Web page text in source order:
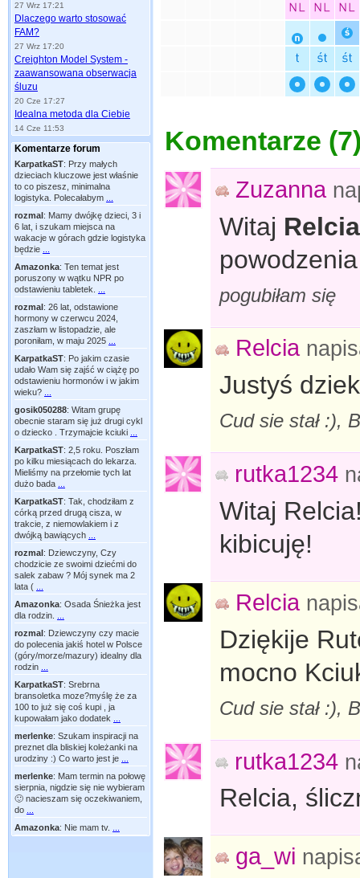
27 Wrz 17:21
Dlaczego warto stosować
FAM?
27 Wrz 17:20
Creighton Model System -
zaawansowana obserwacja
śluzu
20 Cze 17:27
Idealna metoda dla Ciebie
14 Cze 11:53
Komentarze forum
KarpatkaST: Przy małych
dzieciach kluczowe jest właśnie
to co piszesz, minimalna
logistyka. Polecałabym
rozmal: Mamy dwójkę dzieci, 3 i
6 lat, i szukam miejsca na
wakacje w górach gdzie logistyka
będzie
Amazonka: Ten temat jest
poruszony w wątku NPR po
odstawieniu tabletek.
rozmal: 26 lat, odstawione
hormony w czerwcu 2024,
zaszłam w listopadzie, ale
poroniłam, w maju 2025
KarpatkaST: Po jakim czasie
udało Wam się zajść w ciążę po
odstawieniu hormonów i w jakim
wieku?
gosik050288: Witam grupę
obecnie staram się już drugi cykl
o dziecko . Trzymajcie kciuki
KarpatkaST: 2,5 roku. Poszłam
po kilku miesiącach do lekarza.
Mieliśmy na przełomie tych lat
dużo bada
KarpatkaST: Tak, chodziłam z
córką przed drugą cisza, w
trakcie, z niemowlakiem i z
dwójką bawiących
rozmal: Dziewczyny, Czy
chodzicie ze swoimi dziećmi do
salek zabaw ? Mój synek ma 2
lata (
Amazonka: Osada Śnieżka jest
dla rodzin.
rozmal: Dziewczyny czy macie
do polecenia jakiś hotel w Polsce
(góry/morze/mazury) idealny dla
rodzin
KarpatkaST: Srebrna
bransoletka moze?myślę że za
100 to już się coś kupi , ja
kupowałam jako dodatek
merlenke: Szukam inspiracji na
preznet dla bliskiej koleżanki na
urodziny :) Co warto jest je
merlenke: Mam termin na połowę
sierpnia, nigdzie się nie wybieram
🙂 nacieszam się oczekiwaniem,
do
Amazonka: Nie mam tv.
Komentarze (7
Zuzanna
Witaj Relcia
pogubiłam się
Relcia
Justyś
Cud sie stał :),
rutka1234
Witaj
kibicuję!
Relcia
Dziękije
mocno
Cud sie stał :),
rutka1234
Relcia,
ga_wi